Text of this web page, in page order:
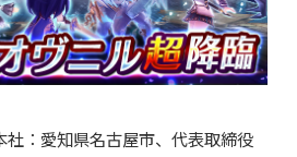
：愛知県名古屋市、代表取締役